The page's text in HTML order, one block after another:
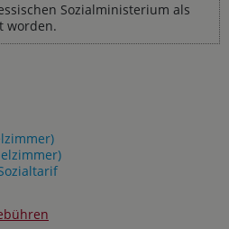
Sozialministerium als
worden.